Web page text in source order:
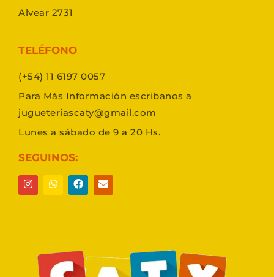
Alvear 2731
TELÉFONO
(+54) 11 6197 0057
Para Más Información escribanos a
jugueteriascaty@gmail.com
Lunes a sábado de 9 a 20 Hs.
SEGUINOS: